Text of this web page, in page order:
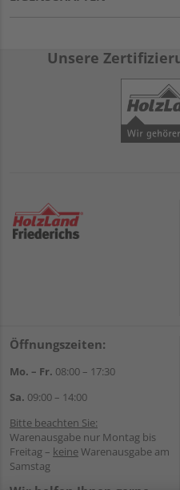
Unsere
Öffnungszeiten:
Mo. – Fr. 08:00 – 17:30
Sa. 09:00 – 14:00
Bitte beachten Sie:
Warenausgabe nur Montag bis
Freitag – keineWarenausgabe am
Samstag